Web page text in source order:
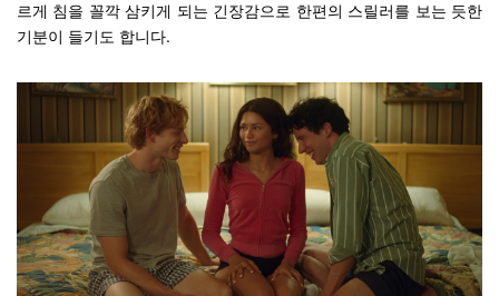
르게 침을 꼴깍 삼키게 되는 긴장감으로 한편의 스릴러를 보는 듯한
기분이 들기도 합니다.